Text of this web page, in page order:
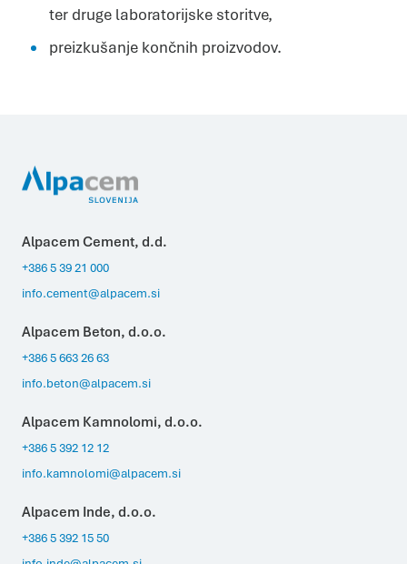
ter druge laboratorijske storitve,
​preizkušanje končnih proizvodov.
Alpacem Cement, d.d.
+386 5 39 21 000
info.cement@alpacem.si
Alpacem Beton, d.o.o.
+386 5 663 26 63
info.beton@alpacem.si
Alpacem Kamnolomi, d.o.o.
+386 5 392 12 12
info.kamnolomi@alpacem.si
Alpacem Inde, d.o.o.
+386 5 392 15 50